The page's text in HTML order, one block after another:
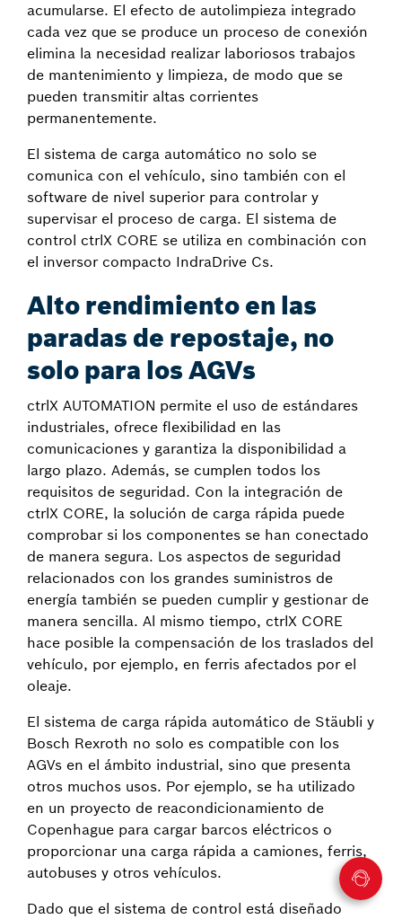
acumularse. El efecto de autolimpieza integrado
cada vez que se produce un proceso de conexión
elimina la necesidad realizar laboriosos trabajos
de mantenimiento y limpieza, de modo que se
pueden transmitir altas corrientes
permanentemente.
El sistema de carga automático no solo se
comunica con el vehículo, sino también con el
software de nivel superior para controlar y
supervisar el proceso de carga. El sistema de
control ctrlX CORE se utiliza en combinación con
el inversor compacto IndraDrive Cs.
Alto rendimiento en las
paradas de repostaje, no
solo para los AGVs
ctrlX AUTOMATION permite el uso de estándares
industriales, ofrece flexibilidad en las
comunicaciones y garantiza la disponibilidad a
largo plazo. Además, se cumplen todos los
requisitos de seguridad. Con la integración de
ctrlX CORE, la solución de carga rápida puede
comprobar si los componentes se han conectado
de manera segura. Los aspectos de seguridad
relacionados con los grandes suministros de
energía también se pueden cumplir y gestionar de
manera sencilla. Al mismo tiempo, ctrlX CORE
hace posible la compensación de los traslados del
vehículo, por ejemplo, en ferris afectados por el
oleaje.
El sistema de carga rápida automático de Stäubli y
Bosch Rexroth no solo es compatible con los
AGVs en el ámbito industrial, sino que presenta
otros muchos usos. Por ejemplo, se ha utilizado
en un proyecto de reacondicionamiento de
Copenhague para cargar barcos eléctricos o
proporcionar una carga rápida a camiones, ferris,
autobuses y otros vehículos.
Dado que el sistema de control está diseñado